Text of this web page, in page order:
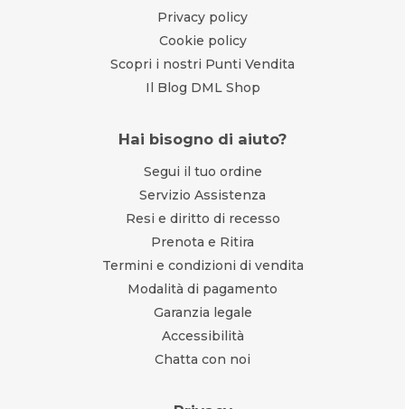
Privacy policy
Cookie policy
Scopri i nostri Punti Vendita
Il Blog DML Shop
Hai bisogno di aiuto?
Segui il tuo ordine
Servizio Assistenza
Resi e diritto di recesso
Prenota e Ritira
Termini e condizioni di vendita
Modalità di pagamento
Garanzia legale
Accessibilità
Chatta con noi